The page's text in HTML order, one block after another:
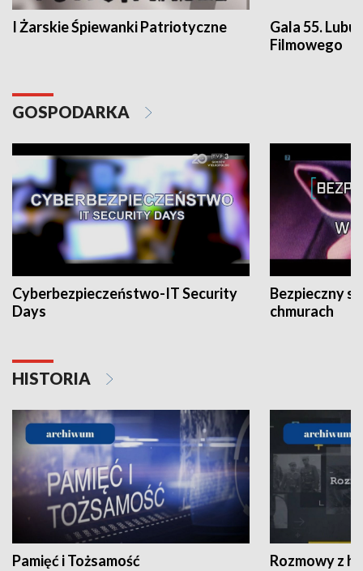
I Żarskie Śpiewanki Patriotyczne
Gala 55.
Filmowego
GOSPODARKA
Cyberbezpieczeństwo-IT Security
Days
Bezpieczny
chmurach
HISTORIA
Pamięć i Tożsamość Rozmowy z